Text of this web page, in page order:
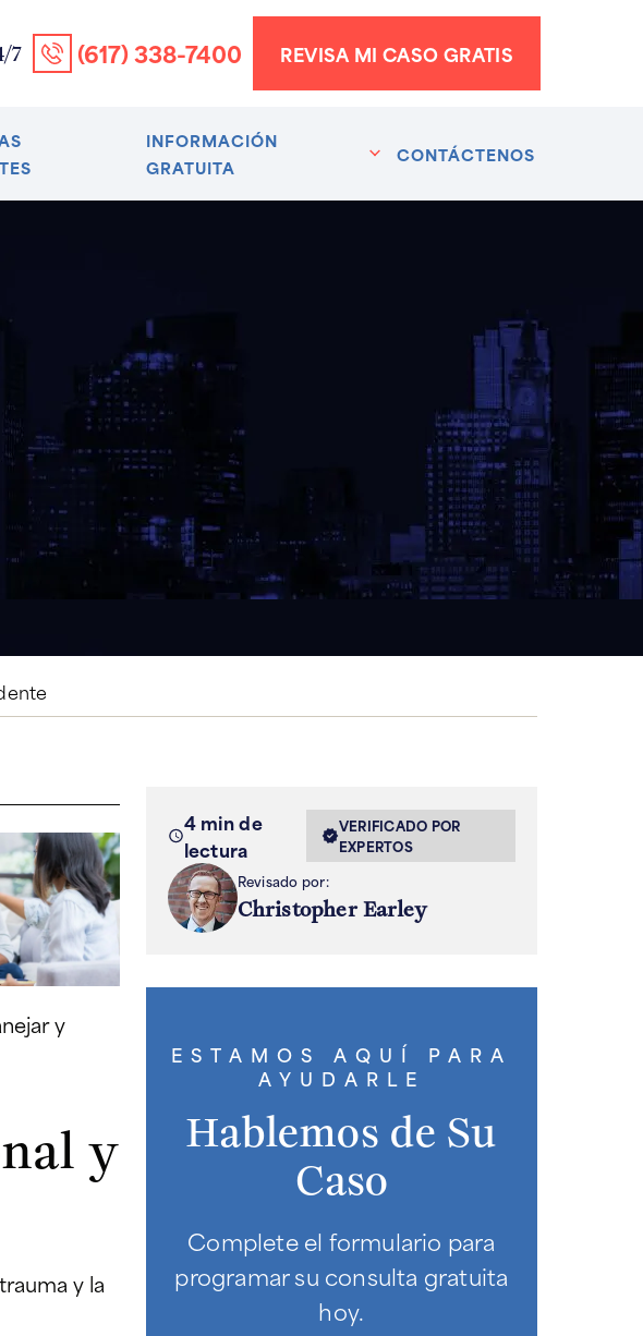
7 (617) 338-7400 REVISA MI CASO GRATIS
INFORMACIÓN
GRATUITA
CONTÁCTENOS
y
y
y la
4 min de
lectura
VERIFICADO POR
EXPERTOS
Revisado por:
Christopher Earley
ESTAMOS AQUÍ PARA
AYUDARLE
Hablemos de Su
Caso
Complete el formulario para
programar su consulta gratuita
hoy.